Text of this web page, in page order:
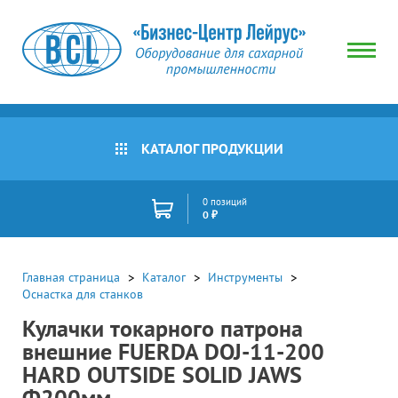
КАТАЛОГ ПРОДУКЦИИ
0 позиций
0 ₽
Главная страница Каталог
Инструменты
Оснастка для станков
Кулачки токарного патрона
внешние FUERDA DOJ-11-200
HARD OUTSIDE SOLID JAWS